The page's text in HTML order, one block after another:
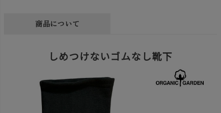
商品について
しめつけないゴムなし靴下